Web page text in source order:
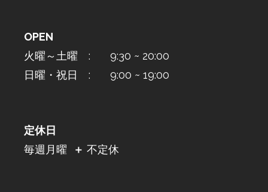
OPEN
火曜～土曜 : 9:30 ~ 20:00
日曜・祝日 : 9:00 ~ 19:00
定休日
毎週月曜
＋ 不定休